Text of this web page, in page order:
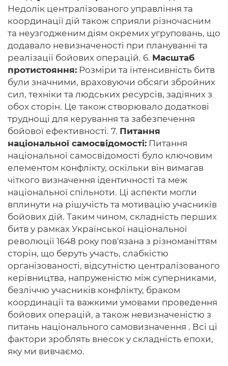
Недолік централізованого управління та
координації дій також сприяли різночасним
та неузгодженим діям окремих угруповань, що
додавало невизначеності при плануванні та
реалізації бойових операцій. 6. Масштаб
протистояння: Розміри та інтенсивність битв
були значними, враховуючи обсяги збройних
сил, техніки та людських ресурсів, задіяних з
обох сторін. Це також створювало додаткові
труднощі для керування та забезпечення
бойової ефективності. 7. Питання
національної самосвідомості: Питання
національної самосвідомості було ключовим
елементом конфлікту, оскільки він вимагав
чіткого визначення ідентичності та меж
національної спільноти. Ці аспекти могли
вплинути на рішучість та мотивацію учасників
бойових дій. Таким чином, складність перших
битв у рамках Української національної
революції 1648 року пов'язана з різноманіттям
сторін, що беруть участь, слабкістю
організованості, відсутністю централізованого
керівництва, напруженістю між суперниками,
безліччю учасників конфлікту, браком
координації та важкими умовами проведення
бойових операцій, а також невизначеністю з
питань національного самовизначення . Всі ці
фактори зроблять внесок у складність епохи,
яку ми вивчаємо.